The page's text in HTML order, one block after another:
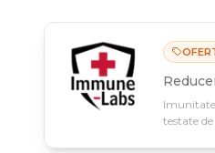
testate